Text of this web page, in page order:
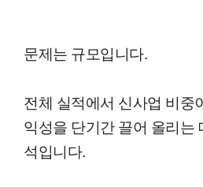
문제는 규모입니다.
전체 실적에서 신사업 비중
익성을 단기간 끌어 올리는
석입니다.